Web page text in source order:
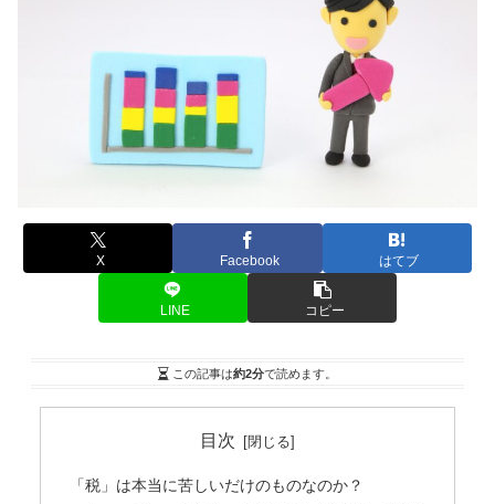
X Facebook はてブ
LINE コピー
この記事は約2分で読めます。
目次
「税」は本当に苦しいだけのものなのか？